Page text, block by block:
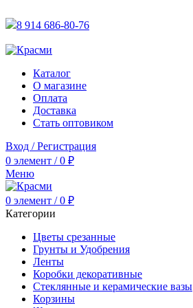
8 914 686-80-76
Каталог
О магазине
Оплата
Доставка
Стать оптовиком
Вход / Регистрация
0 элемент / 0 ₽
Меню
0 элемент / 0 ₽
Категории
Цветы срезанные
Грунты и Удобрения
Ленты
Коробки декоративные
Стеклянные и керамические вазы
Корзины